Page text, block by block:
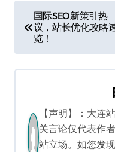
章
导
国际SEO新策引热
议，站长优化攻略
览！
【声明】：大连
关言论仅代表作
站立场。如您发